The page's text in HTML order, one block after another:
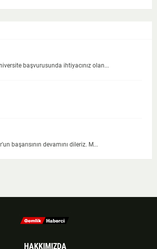
başvurusunda ihtiyacınız olan...
başarısının devamını dileriz. M...
HAKKIMIZDA